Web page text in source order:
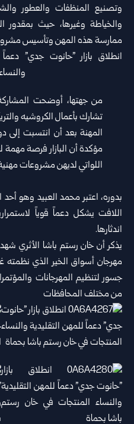
وتصنيع المنظفات والعطور
والخياطة وغيرها، حيث بمقدور
ممارسة هذه المهن وتأسيس
من جهتها، أوضحت المشاركة
تشارك بأعمال الكروشيه
المهنة بعد أن انتسبت إلى
مؤكدة أن البازار فرصة
اللواتي لديهن مشروعات
بدوره، اعتبر محمد العبيد وهو أحد
اللافت يشكل دعماً قوياً
اندثارها.
يذكر أن خان رستم باشا الأثري
مهرجان أسواق الخير الذي نظمته
من مختلف المحافظات